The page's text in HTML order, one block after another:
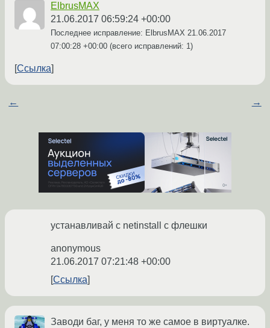
ElbrusMAX
21.06.2017 06:59:24 +00:00
Последнее исправление: ElbrusMAX 21.06.2017
07:00:28 +00:00 (всего исправлений: 1)
Ссылка
← →
устанавливай с netinstall с флешки
anonymous
21.06.2017 07:21:48 +00:00
Ссылка
Заводи баг, у меня то же самое в виртуалке.